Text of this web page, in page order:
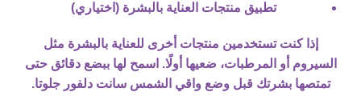
تطبيق منتجات العناية بالبشرة (اختياري)
إذا كنت تستخدمين منتجات أخرى للعناية بالبشرة مثل
السيروم أو المرطبات، ضعيها أولًا. اسمح لها ببضع دقائق حتى
تمتصها بشرتك قبل وضع واقي الشمس سانت دلفور جلوتا.